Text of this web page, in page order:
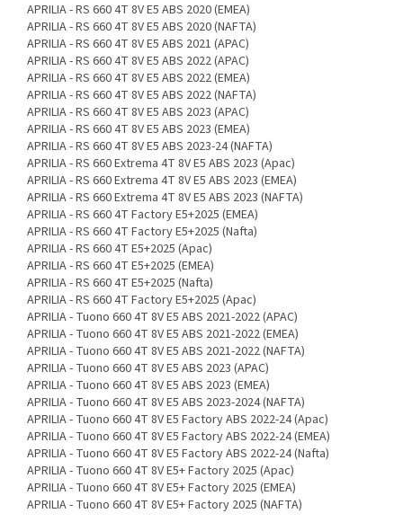
APRILIA - RS 660 4T 8V E5 ABS 2020 (EMEA)
APRILIA - RS 660 4T 8V E5 ABS 2020 (NAFTA)
APRILIA - RS 660 4T 8V E5 ABS 2021 (APAC)
APRILIA - RS 660 4T 8V E5 ABS 2022 (APAC)
APRILIA - RS 660 4T 8V E5 ABS 2022 (EMEA)
APRILIA - RS 660 4T 8V E5 ABS 2022 (NAFTA)
APRILIA - RS 660 4T 8V E5 ABS 2023 (APAC)
APRILIA - RS 660 4T 8V E5 ABS 2023 (EMEA)
APRILIA - RS 660 4T 8V E5 ABS 2023-24 (NAFTA)
APRILIA - RS 660 Extrema 4T 8V E5 ABS 2023 (Apac)
APRILIA - RS 660 Extrema 4T 8V E5 ABS 2023 (EMEA)
APRILIA - RS 660 Extrema 4T 8V E5 ABS 2023 (NAFTA)
APRILIA - RS 660 4T Factory E5+2025 (EMEA)
APRILIA - RS 660 4T Factory E5+2025 (Nafta)
APRILIA - RS 660 4T E5+2025 (Apac)
APRILIA - RS 660 4T E5+2025 (EMEA)
APRILIA - RS 660 4T E5+2025 (Nafta)
APRILIA - RS 660 4T Factory E5+2025 (Apac)
APRILIA - Tuono 660 4T 8V E5 ABS 2021-2022 (APAC)
APRILIA - Tuono 660 4T 8V E5 ABS 2021-2022 (EMEA)
APRILIA - Tuono 660 4T 8V E5 ABS 2021-2022 (NAFTA)
APRILIA - Tuono 660 4T 8V E5 ABS 2023 (APAC)
APRILIA - Tuono 660 4T 8V E5 ABS 2023 (EMEA)
APRILIA - Tuono 660 4T 8V E5 ABS 2023-2024 (NAFTA)
APRILIA - Tuono 660 4T 8V E5 Factory ABS 2022-24 (Apac)
APRILIA - Tuono 660 4T 8V E5 Factory ABS 2022-24 (EMEA)
APRILIA - Tuono 660 4T 8V E5 Factory ABS 2022-24 (Nafta)
APRILIA - Tuono 660 4T 8V E5+ Factory 2025 (Apac)
APRILIA - Tuono 660 4T 8V E5+ Factory 2025 (EMEA)
APRILIA - Tuono 660 4T 8V E5+ Factory 2025 (NAFTA)